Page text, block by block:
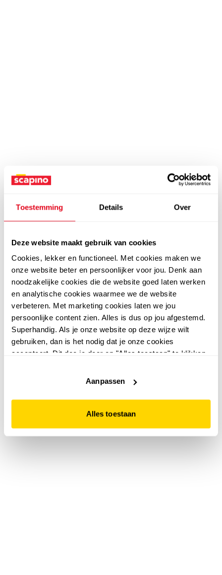
Toestemming Details Over
Deze website maakt gebruik van cookies
Cookies, lekker en functioneel. Met cookies maken we
onze website beter en persoonlijker voor jou. Denk aan
noodzakelijke cookies die de website goed laten werken
en analytische cookies waarmee we de website
verbeteren. Met marketing cookies laten we jou
persoonlijke content zien. Alles is dus op jou afgestemd.
Superhandig. Als je onze website op deze wijze wilt
gebruiken, dan is het nodig dat je onze cookies
accepteert. Dit doe je door op "Alles toestaan" te klikken.
website niet optimaal functioneert.
Aanpassen
Alles toestaan